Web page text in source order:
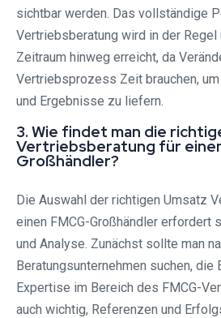
sichtbar werden. Das vollständige
Vertriebsberatung wird in der Regel
Zeitraum hinweg erreicht, da
Vertriebsprozess Zeit brauchen,
und Ergebnisse zu liefern.
3. Wie findet man die
Vertriebsberatung für
Großhändler?
Die Auswahl der richtigen Umsatz
einen FMCG-Großhändler erfordert
und Analyse. Zunächst sollte man
Beratungsunternehmen suchen, die
Expertise im Bereich des FMCG-
auch wichtig, Referenzen und